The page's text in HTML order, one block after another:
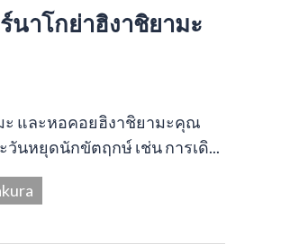
าโกย่าฮิงาชิยามะ
และหอคอยฮิงาชิยามะคุณ
นหยุดนักขัตฤกษ์ เช่น การเดิ...